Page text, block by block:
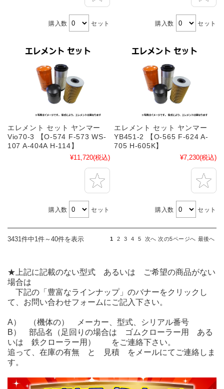
購入数 セット 購入数 セット
エレメント セット ヤンマー
Vio70-3 【O-574 F-573 WS-
107 A-404A H-114】
¥11,720(税込)
購入数 セット
エレメント セット ヤンマー
YB451-2 【O-565 F-624 A-
705 H-605K】
¥7,230(税込)
購入数 セット
3431件中1件～40件を表示 1 2 3 4 5 次へ 次の5ページへ 最後へ
★上記に記載のない型式 あるいは ご希望の商品がない
場合は
下記の「豊富なラインナップ」のバナーをクリックし
て、お問い合わせフォームにご記入下さい。
A） （機体の） メーカー、型式、シリアル番号
B） 部品名（足回りの場合は ゴムクローラー用 ある
いは 鉄クローラー用） をご連絡下さい。
追って、在庫の有無 と 見積 をメールにてご連絡しま
す。